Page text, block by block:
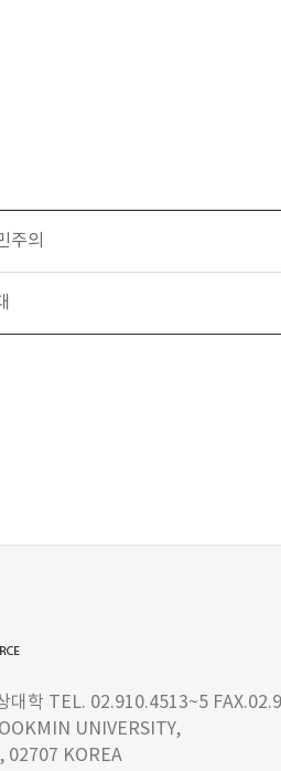
주의
대학 TEL. 02.910.4513~5
UNIVERSITY,
02707 KOREA